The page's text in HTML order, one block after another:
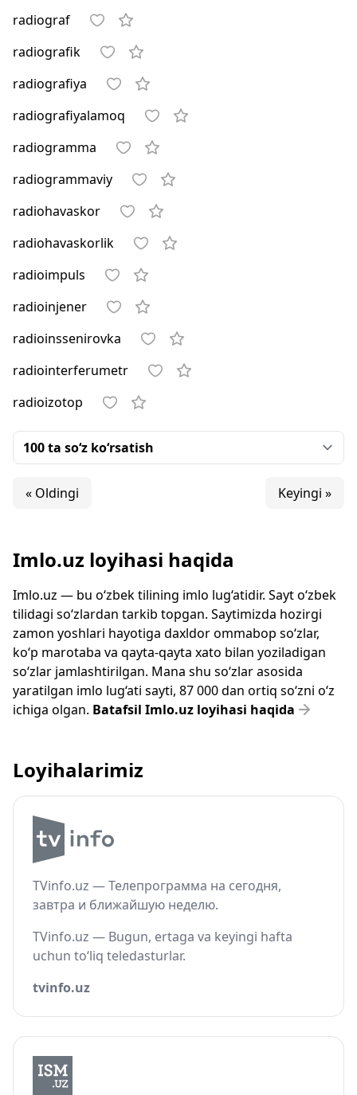
radiograf
radiografik
radiografiya
radiografiyalamoq
radiogramma
radiogrammaviy
radiohavaskor
radiohavaskorlik
radioimpuls
radioinjener
radioinssenirovka
radiointerferumetr
radioizotop
« Oldingi Keyingi »
Imlo.uz loyihasi haqida
Imlo.uz — bu o‘zbek tilining imlo lug‘atidir. Sayt o‘zbek
tilidagi so‘zlardan tarkib topgan. Saytimizda hozirgi
zamon yoshlari hayotiga daxldor ommabop so‘zlar,
ko‘p marotaba va qayta-qayta xato bilan yoziladigan
so‘zlar jamlashtirilgan. Mana shu so‘zlar asosida
yaratilgan imlo lug‘ati sayti, 87 000 dan ortiq so‘zni o‘z
ichiga olgan. Batafsil Imlo.uz loyihasi haqida
Loyihalarimiz
TVinfo.uz — Телепрограмма на сегодня,
завтра и ближайшую неделю.
TVinfo.uz — Bugun, ertaga va keyingi hafta
uchun to‘liq teledasturlar.
tvinfo.uz